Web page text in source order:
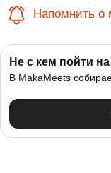
Напомнить о